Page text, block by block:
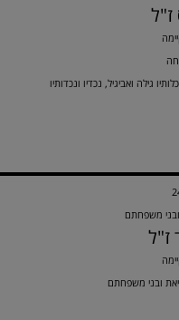
ואביגיל, נכדיו ונכדותיו
משפחתם